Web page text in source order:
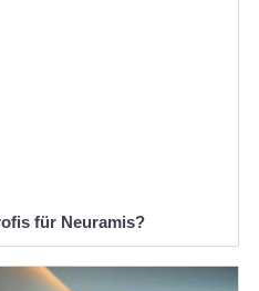
für Neuramis?